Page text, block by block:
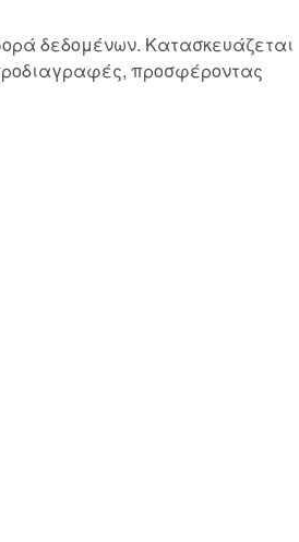
δεδομένων. Κατασκευάζεται
προσφέροντας